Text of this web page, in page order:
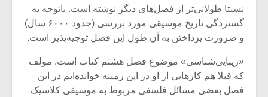
نسبتا طولانی‌تر از فصل‌های دیگر نوشته است. باتوجه به
گستردگی تاریخ موسیقی مورد بررسی (حدود ۶۰۰۰ سال)
و ضرورت پرداختن به آن طول این فصل توجیه‌پذیر است.
«زیبایی‌شناسی» موضوع فصل هشتم کتاب است. مولف
که قبلا هم کارهایی از او در این زمینه خوانده‌ایم در این
فصل بعضی مسائل فلسفی مربوط به موسیقی کلاسیک